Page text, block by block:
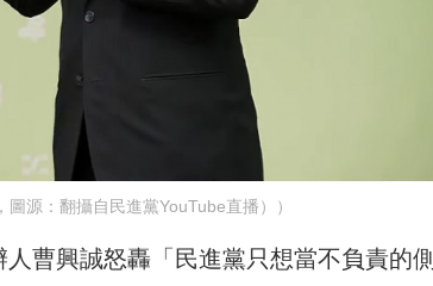
源：翻攝自民進黨YouTube直播））
曹興誠怒轟「民進黨只想當不負責的側